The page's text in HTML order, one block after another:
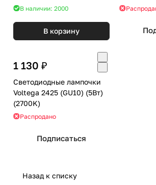
В наличии: 2000
В корзину
1 130 ₽
Светодиодные лампочки
Voltega 2425 (GU10) (5Вт)
(2700K)
Распродано
Подписаться
Назад к списку